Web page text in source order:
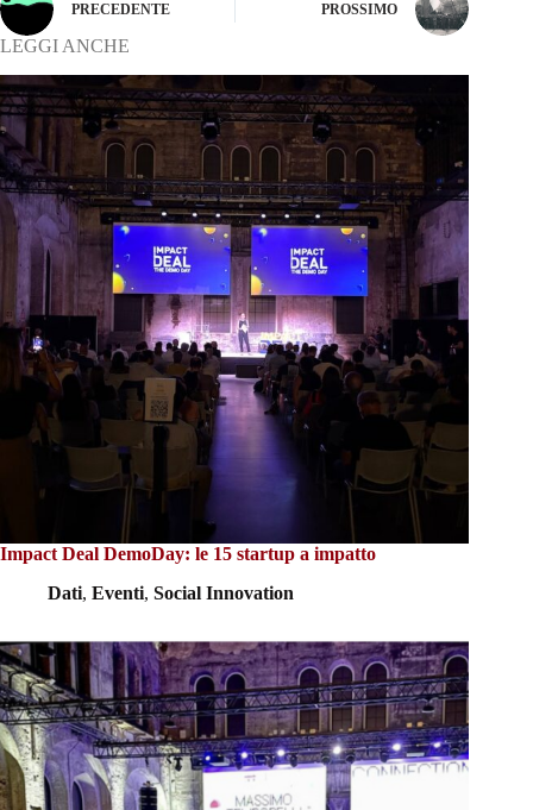
PRECEDENTE PROSSIMO
LEGGI ANCHE
Impact Deal DemoDay: le 15 startup a impatto
Dati, Eventi, Social Innovation